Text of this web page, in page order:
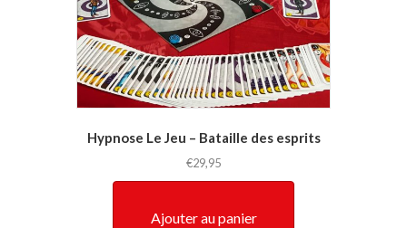
Hypnose Le Jeu – Bataille des esprits
€29,95
Ajouter au panier